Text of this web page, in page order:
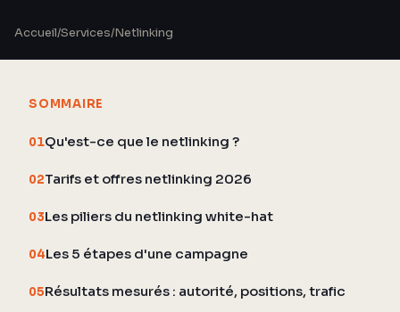
Accueil/Services/Netlinking
SOMMAIRE
01Qu'est-ce que le netlinking ?
02Tarifs et offres netlinking 2026
03Les piliers du netlinking white-hat
04Les 5 étapes d'une campagne
05Résultats mesurés : autorité, positions, trafic